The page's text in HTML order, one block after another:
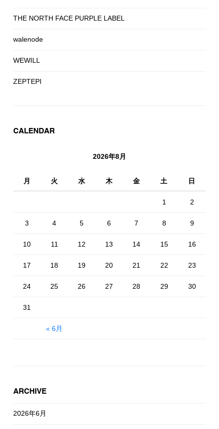
THE NORTH FACE PURPLE LABEL
walenode
WEWILL
ZEPTEPI
CALENDAR
2026年8月
月 火 水 木 金 土 日
« 6月
1 2
3 4 5 6 7 8 9
10 11 12 13 14 15 16
17 18 19 20 21 22 23
24 25 26 27 28 29 30
31
ARCHIVE
2026年6月